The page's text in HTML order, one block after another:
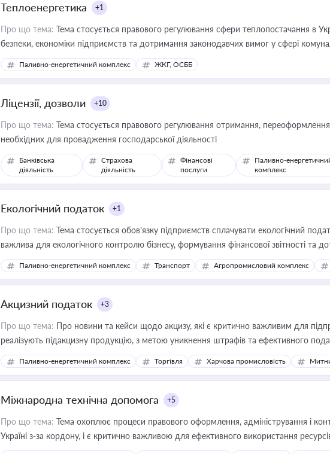
Теплоенергетика +1
Про що тема: Тема стосується правового регулювання сфери теплопостачання в
безпеки, економіки підприємств та дотримання законодавчих вимог у сфері
Паливно-енергетичний комплекс ЖКГ, ОСББ
Ліцензії, дозволи +10
Про що тема: Тема стосується правового регулювання отримання, переоформлення,
необхідних для провадження господарської діяльності
Банківська
діяльність
Страхова
діяльність
Фінансові
послуги
Паливно-
комплекс
Екологічний податок +1
Про що тема: Тема стосується обов’язку підприємств сплачувати екологічний
важлива для екологічного контролю бізнесу, формування фінансової звітності та
законодавства
Паливно-енергетичний комплекс Транспорт Агропромисловий комплекс
Акцизний податок +3
Про що тема: Про новини та кейси щодо акцизу, які є критично важливим для
реалізують підакцизну продукцію, з метою уникнення штрафів та ефективного
Паливно-енергетичний комплекс Торгівля Харчова промисловість
Міжнародна технічна допомога +5
Про що тема: Тема охоплює процеси правового оформлення, адміністрування і
Україні з-за кордону, і є критично важливою для ефективного використання
інфраструктурних проєктів